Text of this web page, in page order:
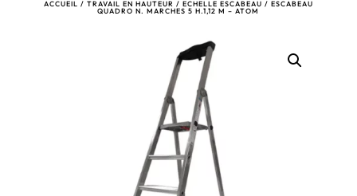
ACCUEIL / TRAVAIL EN HAUTEUR / ECHELLE ESCABEAU / ESCABEAU
QUADRO N. MARCHES 5 H.1,12 M – ATOM